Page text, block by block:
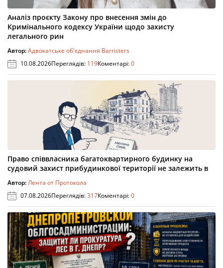
Аналіз проєкту Закону про внесення змін до
Кримінального кодексу України щодо захисту
легального рин
Автор:Адвокатське об'єднання Barristers
10.08.2026Переглядів: 119Коментарі:0
Право співвласника багатоквартирного будинку на
судовий захист прибудинкової території не залежить в
Автор:Лента от Протокола
07.08.2026Переглядів:317Коментарі:0